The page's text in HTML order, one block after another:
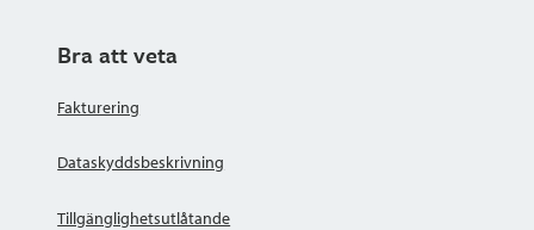
Bra att veta
Fakturering
Dataskyddsbeskrivning
Tillgänglighetsutlåtande